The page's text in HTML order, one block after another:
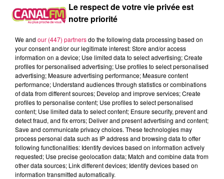
10h00 - 12h00
les dedicaces
11h04
11h04 11h01
11h01 10h56
10h56
Le respect de votre vie privée est
notre priorité
We and our (447) partnersdo the following data processing based on
your consent and/or our legitimate interest: Store and/or access
information on a device; Use limited data to select advertising; Create
profiles for personalised advertising; Use profiles to select personalised
advertising; Measure advertising performance; Measure content
performance; Understand audiences through statistics or combinations
of data from different sources; Develop and improve services; Create
profiles to personalise content; Use profiles to select personalised
content; Use limited data to select content; Ensure security, prevent and
detect fraud, and fix errors; Deliver and present advertising and content;
Save and communicate privacy choices. These technologies may
process personal data such as IP address and browsing data to offer
following functionalities: Identify devices based on information actively
requested; Use precise geolocation data; Match and combine data from
other data sources; Link different devices; Identify devices based on
information transmitted automatically.